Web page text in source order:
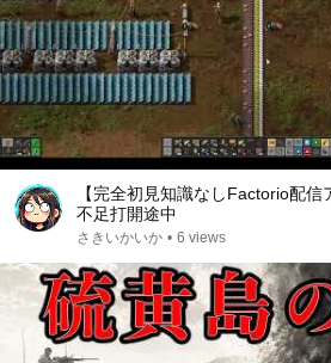
【完全初見知識なしFactorio配
不足打開途中
さきいかいか • 6 views